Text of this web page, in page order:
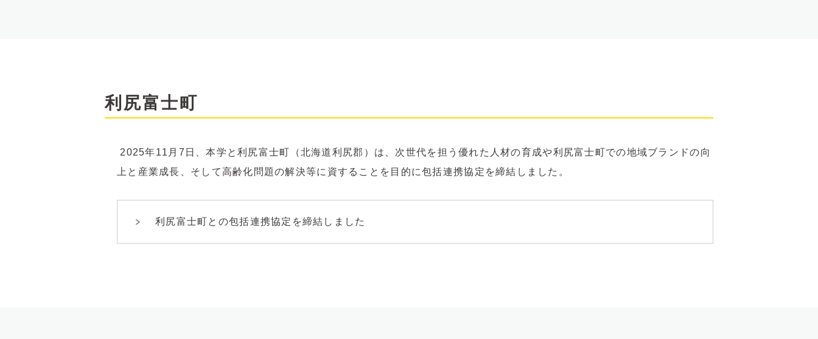
利尻富士町
2025年11 月 7 日、本学と利尻富士町（北海道利尻郡）は、次世代を担う優れた人材の育成や利尻富士町での地域ブランドの向
上と産業成長、そして高齢化問題の解決等に資することを目的に包括連携協定を締結しました。
利尻富士町との包括連携協定を締結しました